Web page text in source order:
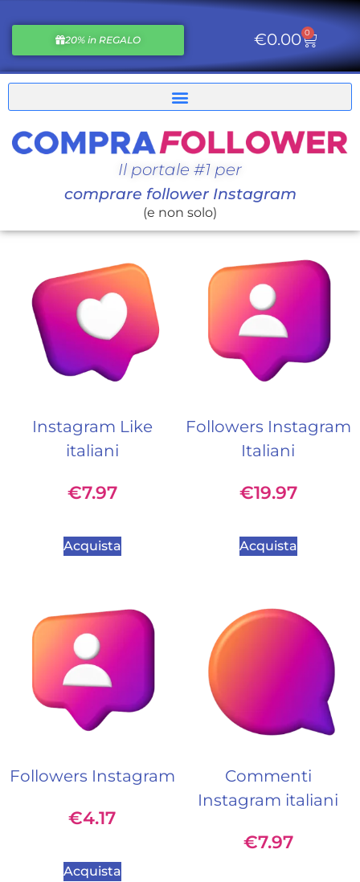
20% in REGALO €0.00 0
Il portale #1 per
comprare follower Instagram
(e non solo)
Instagram Like
italiani
€7.97
Acquista
Followers Instagram
Italiani
€19.97
Acquista
Followers Instagram
€4.17
Acquista
Commenti
Instagram italiani
€7.97